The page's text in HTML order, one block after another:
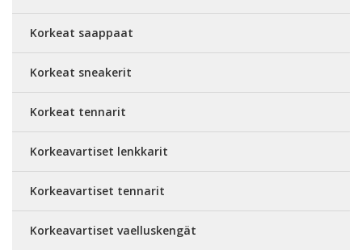
Korkeat saappaat
Korkeat sneakerit
Korkeat tennarit
Korkeavartiset lenkkarit
Korkeavartiset tennarit
Korkeavartiset vaelluskengät